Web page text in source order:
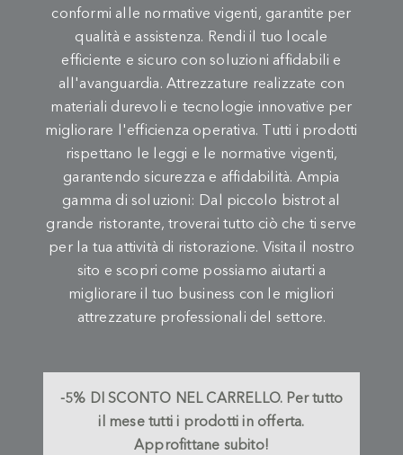
conformi alle normative vigenti, garantite per
qualità e assistenza. Rendi il tuo locale
efficiente e sicuro con soluzioni affidabili e
all'avanguardia. Attrezzature realizzate con
materiali durevoli e tecnologie innovative per
migliorare l'efficienza operativa. Tutti i prodotti
rispettano le leggi e le normative vigenti,
garantendo sicurezza e affidabilità. Ampia
gamma di soluzioni: Dal piccolo bistrot al
grande ristorante, troverai tutto ciò che ti serve
per la tua attività di ristorazione. Visita il nostro
sito e scopri come possiamo aiutarti a
migliorare il tuo business con le migliori
attrezzature professionali del settore.
-5% DI SCONTO NEL CARRELLO. Per tutto
il mese tutti i prodotti in offerta.
Approfittane subito!